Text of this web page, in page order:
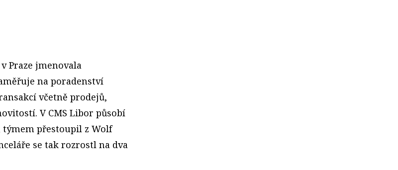
Praze jmenovala
na poradenství
včetně prodejů,
V CMS Libor působí
týmem přestoupil z Wolf
se tak rozrostl na dva